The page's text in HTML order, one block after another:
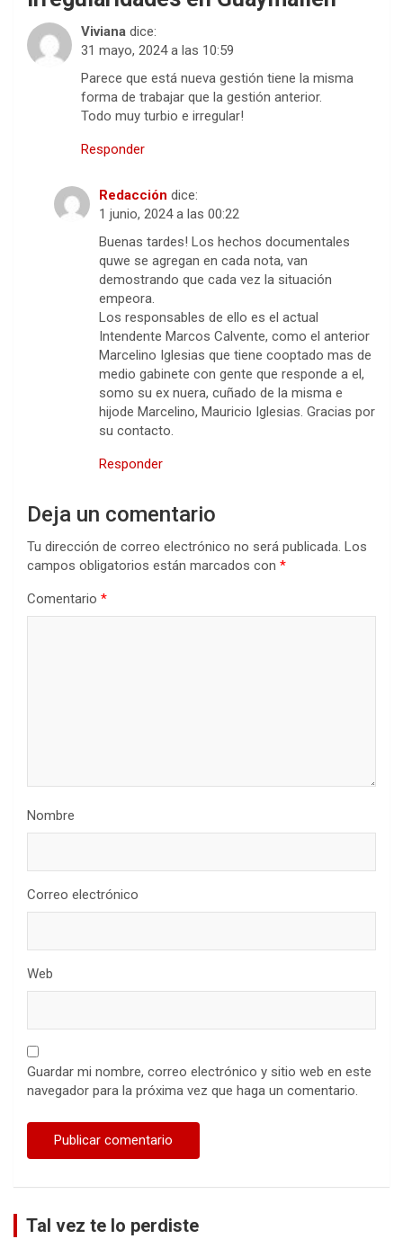
Viviana dice:
31 mayo, 2024 a las 10:59
Parece que está nueva gestión tiene la misma
forma de trabajar que la gestión anterior.
Todo muy turbio e irregular!
Responder
Redacción dice:
1 junio, 2024 a las 00:22
Buenas tardes! Los hechos documentales
quwe se agregan en cada nota, van
demostrando que cada vez la situación
empeora.
Los responsables de ello es el actual
Intendente Marcos Calvente, como el anterior
Marcelino Iglesias que tiene cooptado mas de
medio gabinete con gente que responde a el,
somo su ex nuera, cuñado de la misma e
hijode Marcelino, Mauricio Iglesias. Gracias por
su contacto.
Responder
Deja un comentario
Tu dirección de correo electrónico no será publicada. Los
campos obligatorios están marcados con *
Comentario *
Nombre
Correo electrónico
Web
Guardar mi nombre, correo electrónico y sitio web en este
navegador para la próxima vez que haga un comentario.
Tal vez te lo perdiste